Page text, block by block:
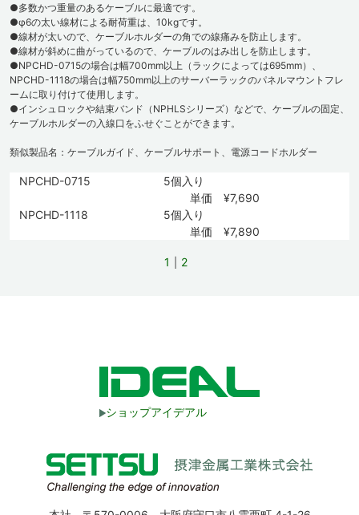
●多数かつ重量のあるケーブルに最適です。
●φ6の太い線材による耐荷重は、10kgです。
●線材が太いので、ケーブルホルダーの角での線痛みを防止します。
●線材が斜めに曲がっているので、ケーブルのはみ出しを防止します。
●NPCHD-0715の場合は幅700mm以上（ラックによっては695mm）、
NPCHD-1118の場合は幅750mm以上のサーバーラックのパネルマウントフレ
ームに取り付けて使用します。
●インシュロックや結束バンド（NPHLSシリーズ）などで、ケーブルの固定、
ケーブルホルダーの入線口をふせぐことができます。
類似製品名：ケーブルガイド、ケーブルサポート、電源コードホルダー
NPCHD-0715
5個入り
単価 ¥7,690
NPCHD-1118
5個入り
単価 ¥7,890
1 2
ショップアイデアル